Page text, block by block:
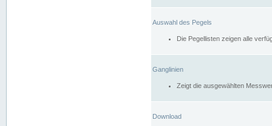
Auswahl des Pegels
Die Pegellisten zeigen alle
Ganglinien
Zeigt die ausgewählten
Download